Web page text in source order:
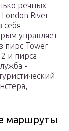
речных
River
себя
управляет
пирс Tower
2 и пирса
-
маршруты